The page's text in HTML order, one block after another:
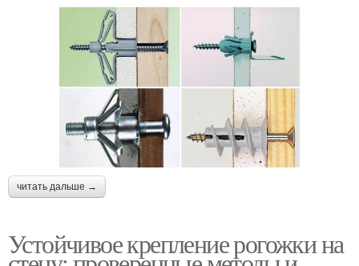
читать дальше →
Устойчивое крепление рогожки на